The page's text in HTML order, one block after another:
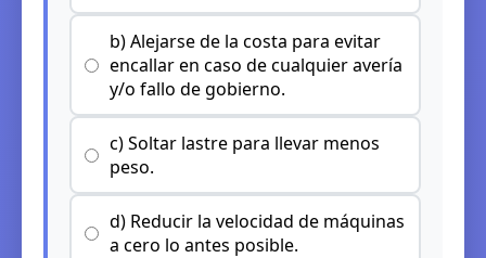
b) Alejarse de la costa para evitar
encallar en caso de cualquier avería
y/o fallo de gobierno.
c) Soltar lastre para llevar menos
peso.
d) Reducir la velocidad de máquinas
a cero lo antes posible.